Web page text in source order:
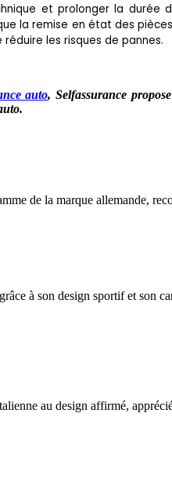
et prolonger la durée
la remise en état des
les risques de pannes.
auto, Selfassurance
de la marque allemande,
à son design sportif et son
au design affirmé,